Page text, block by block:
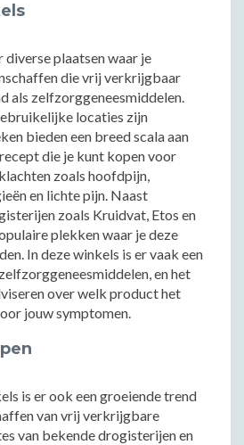
diverse plaatsen waar je
die vrij verkrijgbaar
als zelfzorggeneesmiddelen.
locaties zijn
bieden een breed scala aan
die je kunt kopen voor
zoals hoofdpijn,
en lichte pijn. Naast
zoals Kruidvat, Etos en
plekken waar je deze
In deze winkels is er vaak een
en het
over welk product het
jouw symptomen.
is er ook een groeiende trend
van vrij verkrijgbare
van bekende drogisterijen en